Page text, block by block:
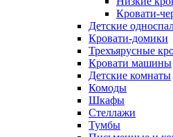
Кровати-
Детские
Кровати-домики
Трехъярусные
Кровати машины
Детские комнаты
Комоды
Шкафы
Стеллажи
Тумбы